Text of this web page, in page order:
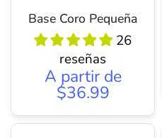
Base Coro Pequeña
26
reseñas
A partir de
$36.99